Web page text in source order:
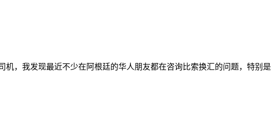
，我发现最近不少在阿根廷的华人朋友都在咨询比索换汇的问题，特别是